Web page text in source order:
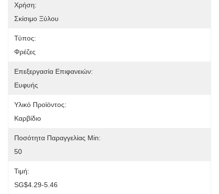
Χρήση:
Σκίσιμο Ξύλου
Τύπος:
Φρέζες
Επεξεργασία Επιφανειών:
Ευφυής
Υλικό Προϊόντος:
Καρβίδιο
Ποσότητα Παραγγελίας Min:
50
Τιμή:
SG$4.29-5.46